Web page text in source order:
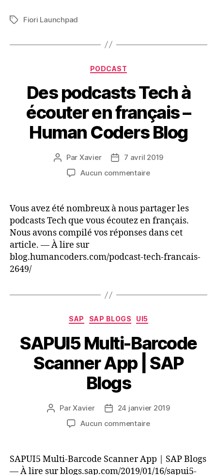
Étiquettes
Fiori Launchpad
Catégories
PODCAST
Des podcasts Tech à
écouter en français –
Human Coders Blog
Auteur
l’article
Par Xavier
Date7 avril 2019
Aucun commentairesur
Tech
à
écouter
en
–
Vous avez été nombreux à nous partager les
podcasts Tech que vous écoutez en français.
Nous avons compilé vos réponses dans cet
article. — À lire sur
blog.humancoders.com/podcast-tech-francais-
2649/
Catégories
SAP SAP BLOGS UI5
SAPUI5 Multi-Barcode
Scanner App | SAP
Blogs
Auteur
l’article
ParXavier
Date24 janvier 2019
Aucun commentairesur
Barcode
Scanner
SAPUI5 Multi-Barcode Scanner App | SAP Blogs
— À lire sur blogs.sap.com/2019/01/16/sapui5-